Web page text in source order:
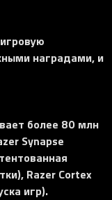
наградами, и
более 80 млн
Synapse
Razer Cortex
игр).